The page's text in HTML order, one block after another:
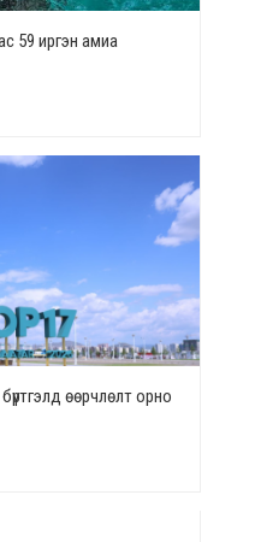
59 иргэн амиа
өөрчлөлт орно